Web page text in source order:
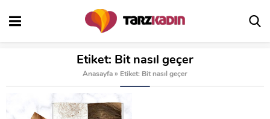
Etiket: Bit nasıl geçer
Anasayfa » Etiket: Bit nasıl geçer